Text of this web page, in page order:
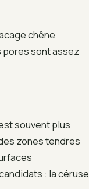
chêne
pores sont assez
souvent plus
zones tendres
: la céruse